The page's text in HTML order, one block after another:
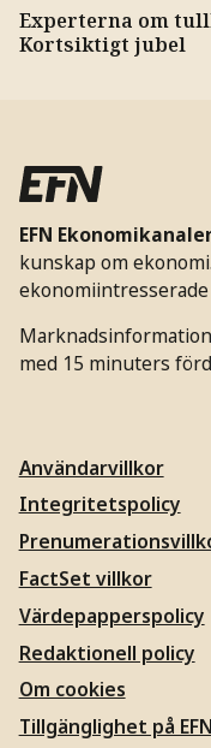
Experterna om
Kortsiktigt jubel
EFN
kunskap om
med 15 minuters
Användarvillkor
Integritetspolicy
FactSet villkor
Värdepapperspolicy
Redaktionell policy
Om cookies
Tillgänglighet på EFN